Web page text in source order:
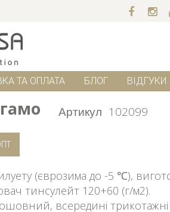
ТА ОПЛАТА БЛОГ ВІДГУКИ
Артикул 102099
(єврозима до -5 ℃),
тинсулейт 120+60 (г/м2).
всередині трикотажні